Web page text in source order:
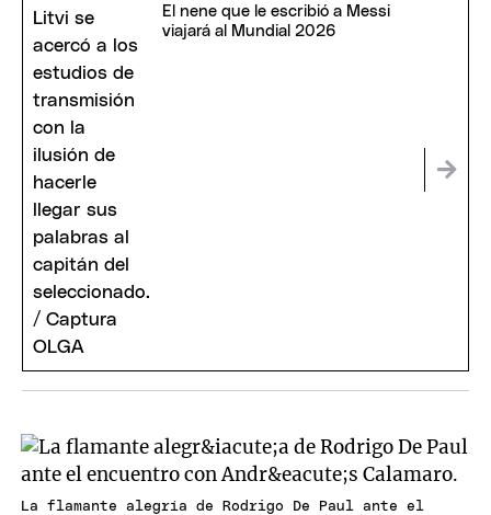
El nene que le escribió a Messi
viajará al Mundial 2026
La flamante alegría de Rodrigo De Paul ante el